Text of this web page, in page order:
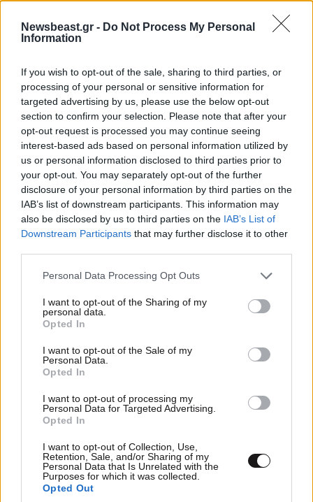
Newsbeast.gr - Do Not Process My Personal
Information
If you wish to opt-out of the sale, sharing to third parties, or
processing of your personal or sensitive information for
targeted advertising by us, please use the below opt-out
section to confirm your selection. Please note that after your
opt-out request is processed you may continue seeing
interest-based ads based on personal information utilized by
us or personal information disclosed to third parties prior to
your opt-out. You may separately opt-out of the further
disclosure of your personal information by third parties on the
IAB’s list of downstream participants. This information may
also be disclosed by us to third parties on the IAB’s List of
Downstream Participants that may further disclose it to other
Please note that this website/app uses one or more Google
not limited to your visit or usage behaviour. You may click to
grant or deny consent to Google and its third-party tags to
use your data for below specified purposes in below Google
consent section.
Personal Data Processing Opt Outs
I want to opt-out of the Sharing of my
personal data.
Opted In
I want to opt-out of the Sale of my
Personal Data.
Opted In
I want to opt-out of processing my
Personal Data for Targeted Advertising.
Opted In
I want to opt-out of Collection, Use,
Retention, Sale, and/or Sharing of my
Personal Data that Is Unrelated with the
Purposes for which it was collected.
Opted Out
και μάθετε πρώτοι όλες τις ειδήσεις
ΠΡΟΣΘΕΣΤΕ ΤΟ ΣΧΟΛΙΟ ΣΑΣ